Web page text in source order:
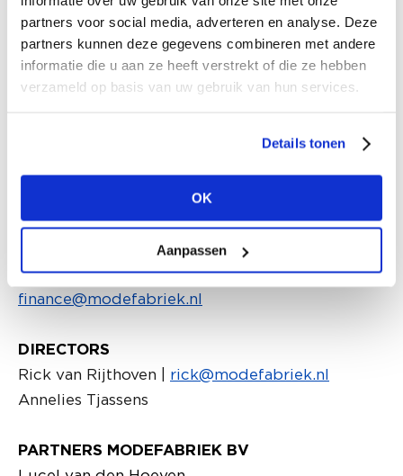
partners voor social media, adverteren en analyse. Deze
partners kunnen deze gegevens combineren met andere
informatie die u aan ze heeft verstrekt of die ze hebben
verzameld op basis van uw gebruik van hun services.
Details tonen
OK
Aanpassen
PRODUCTION
production@modefabriek.nl
Simcha Rozema-van Nimwegen |
simcha@modefabriek.nl
COMMUNICATION
merel@modefabriek.nl
Caro van Wanrooy|caro@modefabriek.nl
FINANCE
finance@modefabriek.nl
DIRECTORS
Rick van Rijthoven | rick@modefabriek.nl
Annelies Tjassens
PARTNERS MODEFABRIEK BV